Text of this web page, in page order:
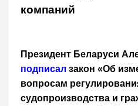
компаний
Президент Беларуси
подписал закон «Об
вопросам
судопроизводства и